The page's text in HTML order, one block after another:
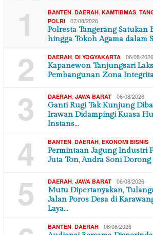
1 BANTEN DAERAH KAMTIBMAS
POLRI
07/08/2026
Polresta Tangerang Satukan
hingga Tokoh Agama dalam
2 DAERAH DI YOGYAKARTA 06/08/2026
Kapanewon Tanjungsari
Pembangunan Zona
3 DAERAH JAWA BARAT 06/08/2026
Ganti Rugi Tak Kunjung
Irawan Didampingi Kuasa
Instans…
4 BANTEN DAERAH EKONOMI BISNIS
Permintaan Jagung Industri
Juta Ton, Andra Soni Dorong
5 DAERAH JAWA BARAT 06/08/2026
Mutu Dipertanyakan,
Jalan Poros Desa di
Laya…
BANTEN DAERAH 06/08/2026